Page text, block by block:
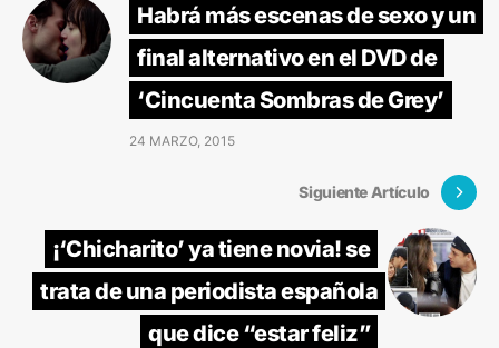
Habrá más escenas de sexo y un
final alternativo en el DVD de
‘Cincuenta Sombras de Grey’
24 MARZO, 2015
Siguiente Artículo
¡‘Chicharito’ ya tiene novia! se
trata de una periodista española
que dice “estar feliz”